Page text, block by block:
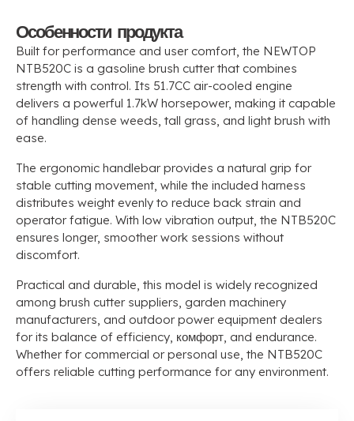
Особенности продукта
Built for performance and user comfort, the NEWTOP
NTB520C is a gasoline brush cutter that combines
strength with control. Its 51.7CC air-cooled engine
delivers a powerful 1.7kW horsepower, making it capable
of handling dense weeds, tall grass, and light brush with
ease.
The ergonomic handlebar provides a natural grip for
stable cutting movement, while the included harness
distributes weight evenly to reduce back strain and
operator fatigue. With low vibration output, the NTB520C
ensures longer, smoother work sessions without
discomfort.
Practical and durable, this model is widely recognized
among brush cutter suppliers, garden machinery
manufacturers, and outdoor power equipment dealers
for its balance of efficiency, комфорт, and endurance.
Whether for commercial or personal use, the NTB520C
offers reliable cutting performance for any environment.